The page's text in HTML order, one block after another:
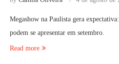
Megashow na Paulista gera
podem se apresentar em setembro.
Read more